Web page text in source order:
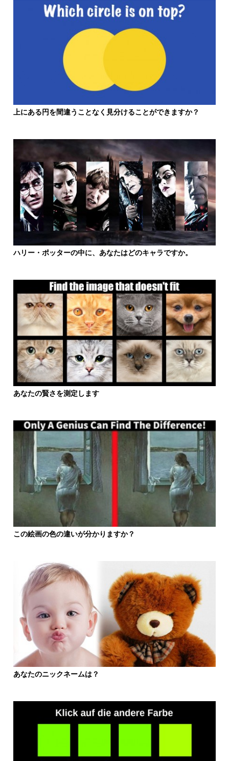
上にある円を間違うことなく見分けることができますか？
ハリー・ポッターの中に、あなたはどのキャラですか。
あなたの賢さを測定します
この絵画の色の違いが分かりますか？
あなたのニックネームは？